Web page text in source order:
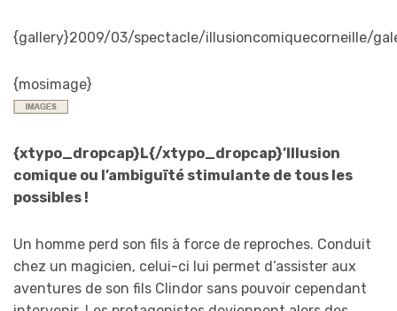
{gallery}2009/03/spectacle/illusioncomiquecorneille/
{mosimage}
{xtypo_dropcap}L{/xtypo_dropcap}’Illusion
comique ou l’ambiguïté stimulante de tous les
possibles !
Un homme perd son fils à force de reproches. Conduit
chez un magicien, celui-ci lui permet d’assister aux
aventures de son fils Clindor sans pouvoir cependant